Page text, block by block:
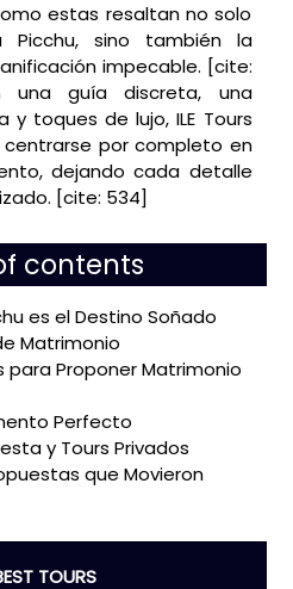
estas resaltan no solo
sino también la
impecable. [cite:
una guía discreta, una
toques de lujo, ILE Tours
por completo en
dejando cada detalle
[cite: 534]
contents
es el Destino Soñado
Matrimonio
para Proponer Matrimonio
Perfecto
y Tours Privados
que Movieron
TOURS